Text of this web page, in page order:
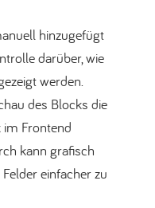
hinzugefügt
darüber, wie
werden.
des Blocks die
Frontend
kann grafisch
einfacher zu